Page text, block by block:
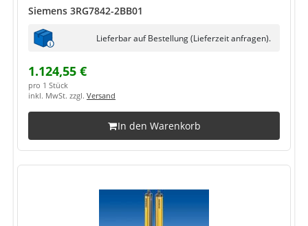
Siemens 3RG7842-2BB01
Lieferbar auf Bestellung (Lieferzeit anfragen).
1.124,55 €
pro 1 Stück
inkl. MwSt. zzgl. Versand
In den Warenkorb